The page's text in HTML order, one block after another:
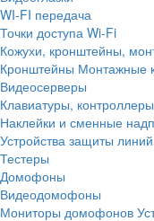
WI-FI передача
Точки доступа Wi-Fi
Кожухи, кронштейны,
Кронштейны Монтажные
Видеосерверы
Клавиатуры,
Наклейки и сменные
Устройства защиты линий
Тестеры
Домофоны
Видеодомофоны
Мониторы домофонов